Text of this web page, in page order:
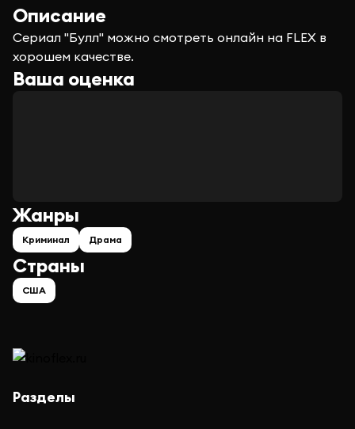
Описание
Сериал "Булл" можно смотреть онлайн на FLEX в
хорошем качестве.
Ваша оценка
Страны
США
Жанры
Криминал Драма
Разделы